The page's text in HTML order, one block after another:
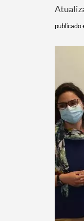
publicado